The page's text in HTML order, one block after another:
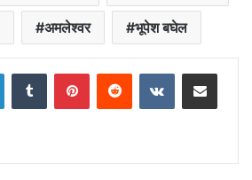
अमलेश्वर भूपेश बघेल